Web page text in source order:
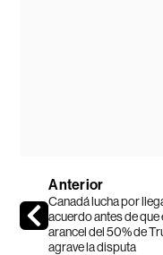
Anterior
Canadá lucha por
acuerdo antes de que
arancel del 50% de
agrave la disputa